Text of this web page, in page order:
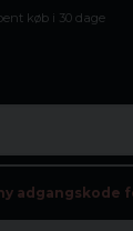
køb i 30 dage
adgangskode